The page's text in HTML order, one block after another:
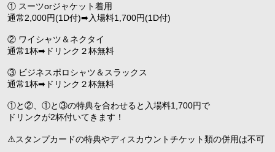
① スーツorジャケット着用
通常2,000円(1D付)➡︎入場料1,700円(1D付)
② ワイシャツ＆ネクタイ
通常1杯➡︎ドリンク２杯無料
③ ビジネスポロシャツ＆スラックス
通常1杯➡︎ドリンク２杯無料
①と②、①と③の特典を合わせると入場料1,700円で
ドリンクが2杯付いてきます！
⚠️スタンプカードの特典やディスカウントチケット類の併用は不可